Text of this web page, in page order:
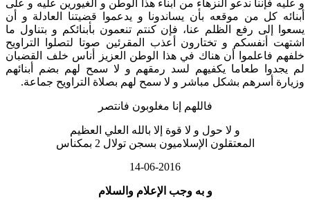
فإننا ندعو النزهاء من أبناء هذا الوطن و الغيورين عليه و على
كل من موقعه بأن يساندونا و يدعموا قضيتنا العادلة و أن
إلى رفع الظلم عنا، فإن كنتم تنعمون بأبنائكم و بتناول ما
أنفسكم و تختارون أعذب المقرئين صوتا لتصلوا التراويح
فاعلموا أن هناك في هذا الوطن العزيز أناس خلف القضبان
طعاما يكفيهم لسد رمقهم و لا سمح لهم بضم أبنائهم
أسرهم بشكل مباشر و لا سمح لهم بصلاة التراويح جماعة.
فاللهم إنا مغلوبون فانتصر
و لا حول و لا قوة إلا بالله العلي العظيم
المعتقلون الإسلاميون بسجن تولال 2 بمكناس
14-06-2016
به وجب الإعلام والسلام